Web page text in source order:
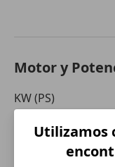
Motor y
KW (PS)
300 kW (408 PS)
Aceleración (0-
Utilizamos